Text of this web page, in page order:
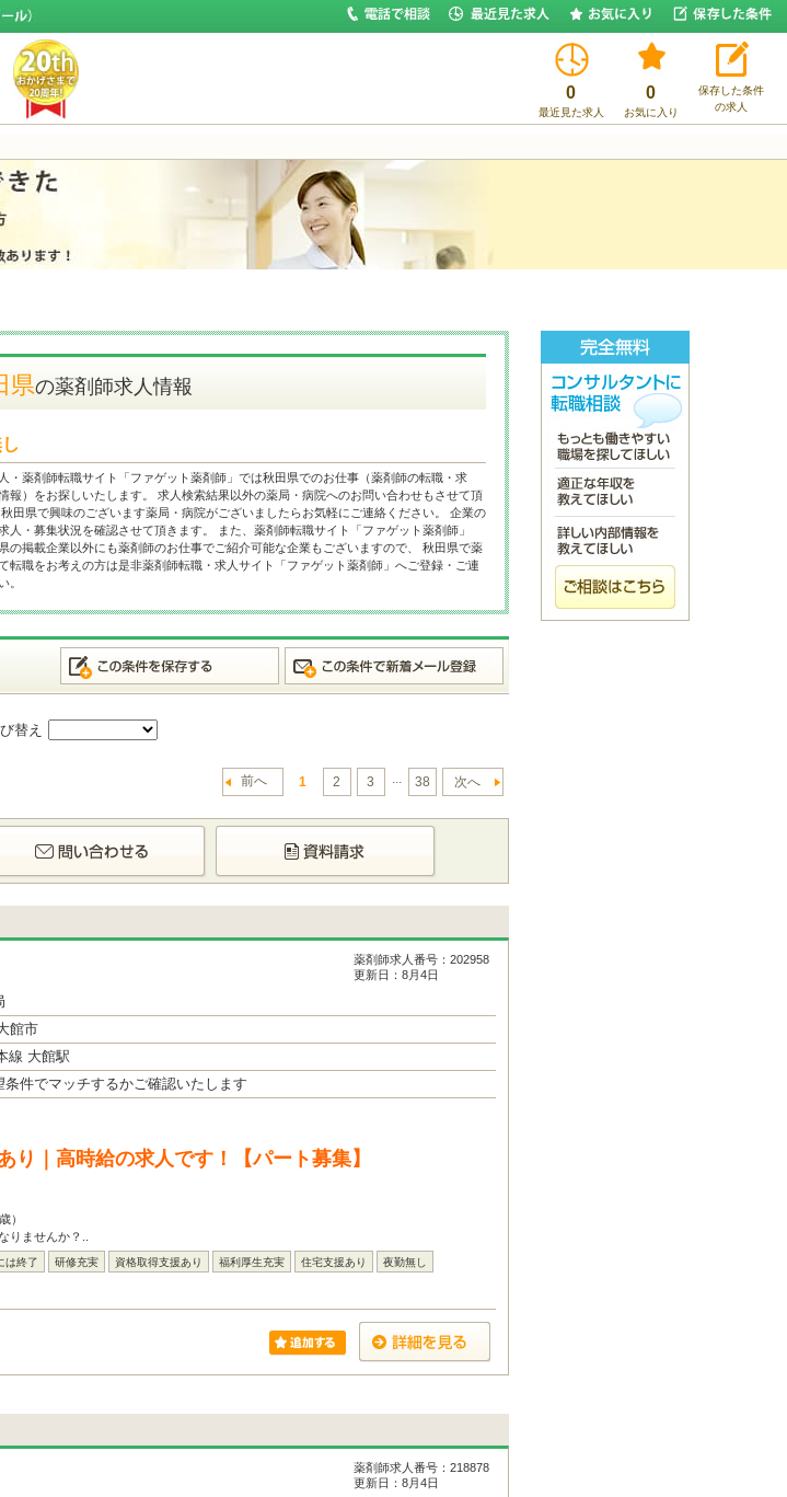
0
最近見た求人
0
お気に入り
保存した条件
の求人
県の薬剤師求人情報
・薬剤師転職サイト「ファゲット薬剤師」では秋田県でのお仕事（薬剤師の転職・求
報）をお探しいたします。 求人検索結果以外の薬局・病院へのお問い合わせもさせて頂
秋田県で興味のございます薬局・病院がございましたらお気軽にご連絡ください。 企業の
人・募集状況を確認させて頂きます。 また、薬剤師転職サイト「ファゲット薬剤師」
の掲載企業以外にも薬剤師のお仕事でご紹介可能な企業もございますので、 秋田県で薬
転職をお考えの方は是非薬剤師転職・求人サイト「ファゲット薬剤師」へご登録・ご連
。
替え
前へ 1 2 3 ... 38 次へ
薬剤師求人番号：202958
更新日：8月4日
館市
線 大館駅
件でマッチするかご確認いたします
り｜高時給の求人です！【パート募集】
）
りませんか？..
は終了 研修充実 資格取得支援あり 福利厚生充実 住宅支援あり 夜勤無し
薬剤師求人番号：218878
更新日：8月4日